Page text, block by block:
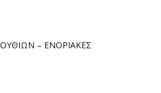
– ΕΝΟΡΙΑΚΕΣ